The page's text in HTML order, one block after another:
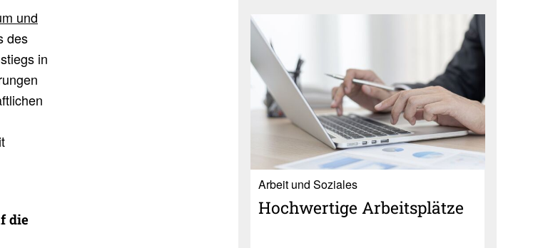
Ar­beit und So­zia­les
Hoch­wer­tige Arbeits­plätze
und
des
in
die